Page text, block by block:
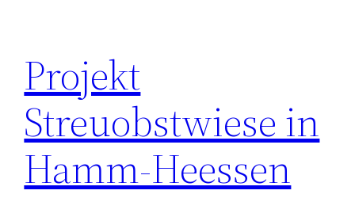
springen
Projekt
Streuobstwiese in
Hamm-Heessen